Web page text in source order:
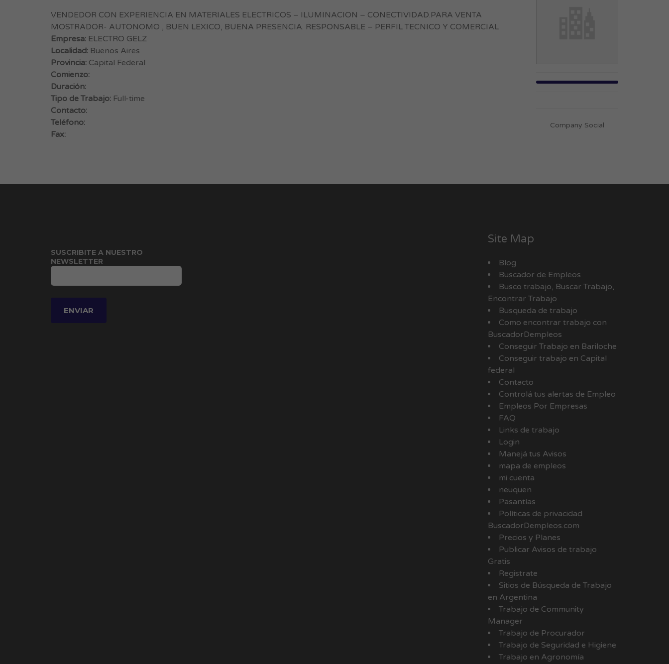
VENDEDOR CON EXPERIENCIA EN MATERIALES ELECTRICOS – ILUMINACION – CONECTIVIDAD.PARA VENTA
MOSTRADOR- AUTONOMO , BUEN LEXICO, BUENA PRESENCIA. RESPONSABLE – PERFIL TECNICO Y COMERCIAL
Empresa: ELECTRO GELZ
Localidad: Buenos Aires
Provincia: Capital Federal
Comienzo:
Duración:
Tipo de Trabajo: Full-time
Contacto:
Teléfono:
Fax:
Company Social
SUSCRIBITE A NUESTRO
NEWSLETTER
Site Map
Blog
Buscador de Empleos
Busco trabajo, Buscar Trabajo,
Encontrar Trabajo
Busqueda de trabajo
Como encontrar trabajo con
BuscadorDempleos
Conseguir Trabajo en Bariloche
Conseguir trabajo en Capital
federal
Contacto
Controlá tus alertas de Empleo
Empleos Por Empresas
FAQ
Links de trabajo
Login
Manejá tus Avisos
mapa de empleos
mi cuenta
neuquen
Pasantías
Políticas de privacidad
BuscadorDempleos.com
Precios y Planes
Publicar Avisos de trabajo
Gratis
Registrate
Sitios de Búsqueda de Trabajo
en Argentina
Trabajo de Community
Manager
Trabajo de Procurador
Trabajo de Seguridad e Higiene
Trabajo en Agronomía